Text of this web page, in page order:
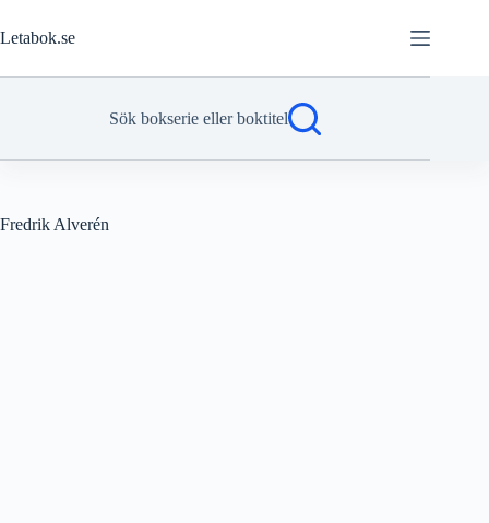
till
innehåll
Letabok.se
Sök bokserie eller boktitel
Fredrik Alverén